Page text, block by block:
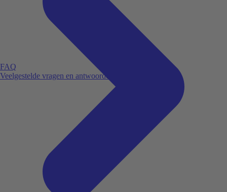
FAQ
Veelgestelde vragen en antwoorden.